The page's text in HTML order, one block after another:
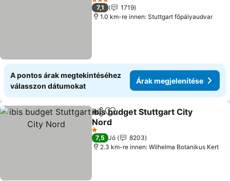
3 Kategória
7,1
1719
1.0 km-re innen: Stuttgart főpályaudvar
A pontos árak megtekintéséhez
válasszon dátumokat
Árak megjelenítése
Megosztás
Hozzáadás a kedvencekhez
ibis budget Stuttgart City
Nord
1 Kategória
7,5 Jó
8203
2.3 km-re innen: Wilhelma Botanikus Kert